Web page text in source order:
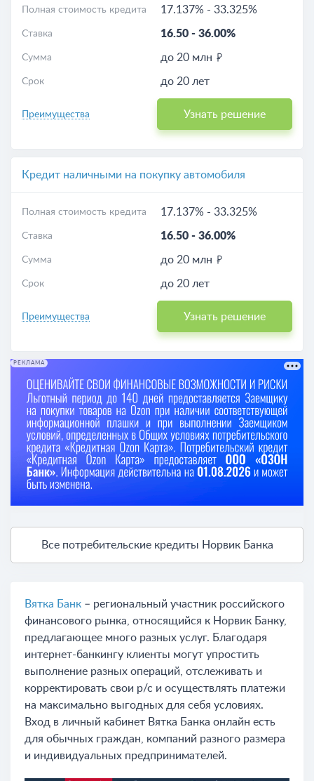
Полная стоимость кредита 17.137% - 33.325%
Ставка 16.50 - 36.00%
Сумма до 20 млн
Срок до 20 лет
Преимущества Узнать решение
Кредит наличными на покупку автомобиля
Полная стоимость кредита 17.137% - 33.325%
Ставка 16.50 - 36.00%
Сумма до 20 млн
Срок до 20 лет
Преимущества Узнать решение
РЕКЛАМА
Все потребительские кредиты Норвик Банка
Вятка Банк – региональный участник российского
финансового рынка, относящийся к Норвик Банку,
предлагающее много разных услуг. Благодаря
интернет-банкингу клиенты могут упростить
выполнение разных операций, отслеживать и
корректировать свои р/с и осуществлять платежи
на максимально выгодных для себя условиях.
Вход в личный кабинет Вятка Банка онлайн есть
для обычных граждан, компаний разного размера
и индивидуальных предпринимателей.